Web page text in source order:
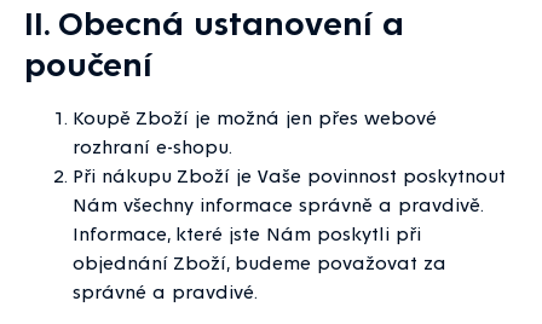
II. Obecná ustanovení a
poučení
Koupě Zboží je možná jen přes webové
rozhraní e-shopu.
Při nákupu Zboží je Vaše povinnost poskytnout
Nám všechny informace správně a pravdivě.
Informace, které jste Nám poskytli při
objednání Zboží, budeme považovat za
správné a pravdivé.